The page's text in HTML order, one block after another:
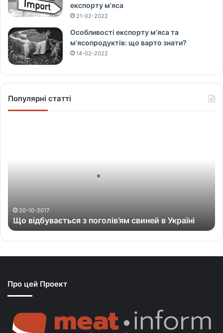
експорту м’яса
21-02-2022
Особливості експорту м’яса та
м’ясопродуктів: що варто знати?
14-02-2022
Популярні статті
т
ь
п
о
20-10-2017
Що відбувається з поголів’ям свиней в Україні
Про цей Проект